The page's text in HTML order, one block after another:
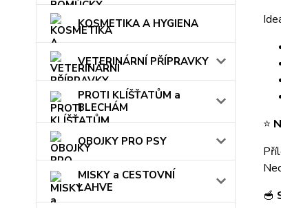
KOSMETIKA A HYGIENA
VETERINÁRNÍ PŘÍPRAVKY
PROTI KLÍŠŤATŮM a
BLECHÁM
OBOJKY PRO PSY
MISKY a CESTOVNÍ
LAHVE
⭐
🥣